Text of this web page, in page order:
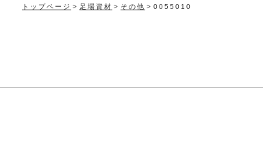
トップページ 足場資材 その他 0055010